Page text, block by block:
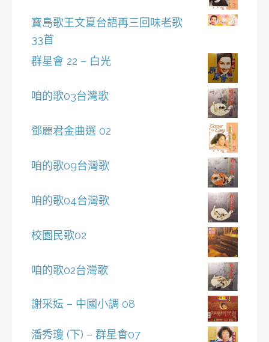
寶島歌王文夏台語再三回味老歌
33首
群星會 22 – 白光
咱的歌03台灣歌
鄧麗君金曲選 02
咱的歌09台灣歌
咱的歌04台灣歌
校園民歌02
咱的歌02台灣歌
謝采妘 – 中國小調 08
潘秀瓊 (下) – 群星會07